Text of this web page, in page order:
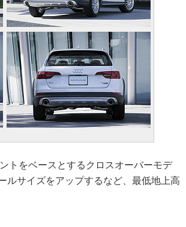
トをベースとするクロスオーバーモデ
ルサイズをアップするなど、最低地上高